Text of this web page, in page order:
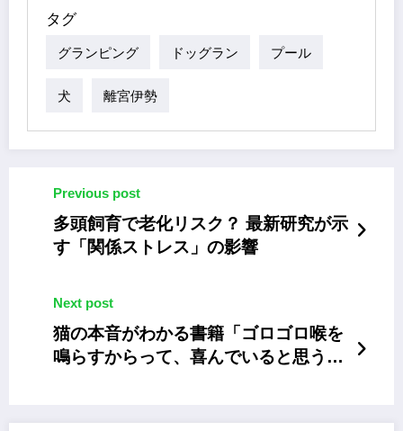
タグ
グランピング ドッグラン プール
犬 離宮伊勢
Previous post
多頭飼育で老化リスク？ 最新研究が示
す「関係ストレス」の影響
Next post
猫の本音がわかる書籍「ゴロゴロ喉を
鳴らすからって、喜んでいると思うな